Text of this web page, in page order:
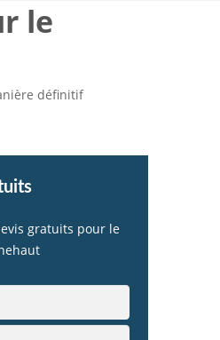
le
définitif
gratuits pour le